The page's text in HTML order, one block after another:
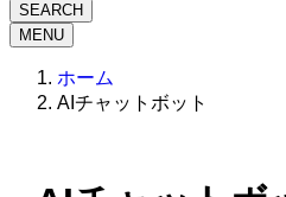
SEARCH
MENU
ホーム
AIチャットボット